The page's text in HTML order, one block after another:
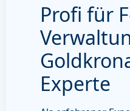
Profi für
Experte